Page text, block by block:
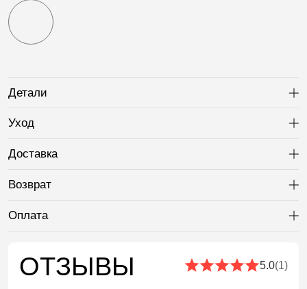
Детали
Уход
Доставка
Возврат
Оплата
ОТЗЫВЫ 5.0(1)